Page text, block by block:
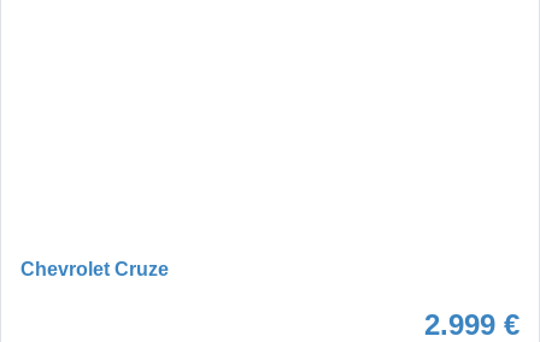
Chevrolet Cruze
2.999 €